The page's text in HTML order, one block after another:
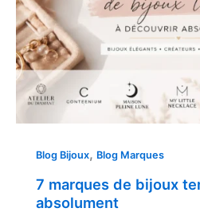
Blog Bijoux, Blog Marques
7 marques de bijoux
absolument